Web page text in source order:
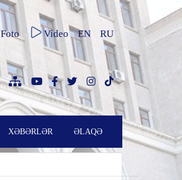
Foto Video EN RU
XƏBƏRLƏR ƏLAQƏ